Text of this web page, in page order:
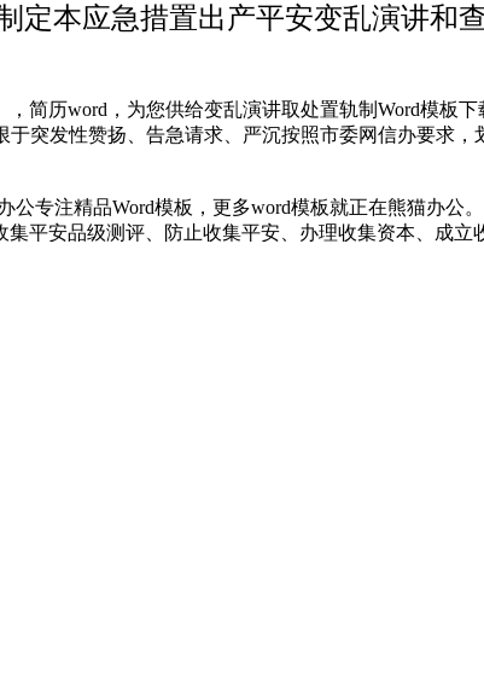
定本应急措置出产平安变乱演讲和
历word，为您供给变乱演讲取处置轨制Word模板下
突发性赞扬、告急请求、严沉按照市委网信办要求
注精品Word模板，更多word模板就正在熊猫办公
平安品级测评、防止收集平安、办理收集资本、成